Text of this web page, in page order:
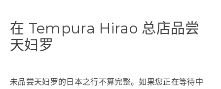
在 Tempura Hirao 总店品尝
天妇罗
未品尝天妇罗的日本之行不算完整。如果您正在等待中